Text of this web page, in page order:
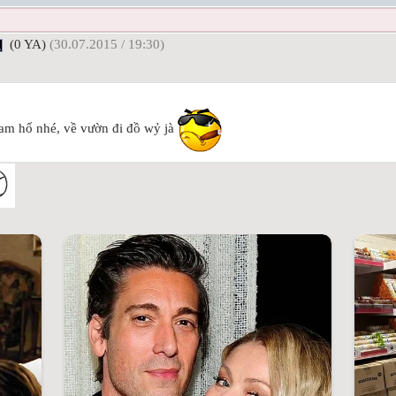
(0 YA) (30.07.2015 / 19:30)
hố nhé, về vườn đi đồ wỷ jà